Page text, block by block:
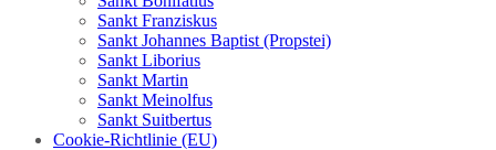
Sankt Franziskus
Sankt Johannes Baptist (Propstei)
Sankt Liborius
Sankt Martin
Sankt Meinolfus
Sankt Suitbertus
Cookie-Richtlinie (EU)